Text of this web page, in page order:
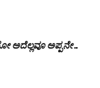
ಅದೆಲ್ಲವೂ ಅಪ್ಪನೇ…